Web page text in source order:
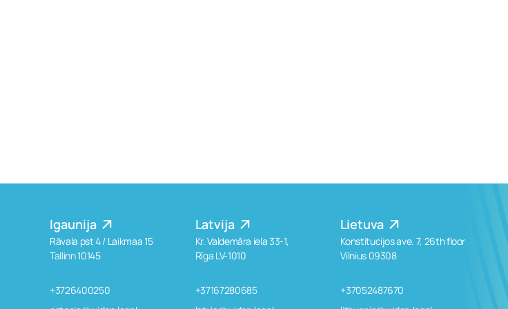
Igaunija
Rävala pst 4 / Laikmaa 15
Tallinn 10145
+3726400250
Latvija
Kr. Valdemāra iela 33-1,
Rīga LV-1010
+37167280685
Lietuva
Konstitucijos ave. 7, 26th floor
Vilnius 09308
+37052487670